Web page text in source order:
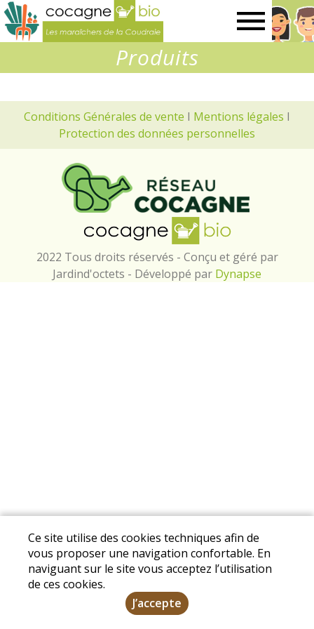
maraîchers
de
la
Coudraie
Produits
Conditions Générales de vente I Mentions légales I
Protection des données personnelles
2022 Tous droits réservés - Conçu et géré par
Jardind'octets - Développé par Dynapse
Ce site utilise des cookies techniques afin de
vous proposer une navigation confortable. En
naviguant sur le site vous acceptez l’utilisation
de ces cookies.
J’accepte